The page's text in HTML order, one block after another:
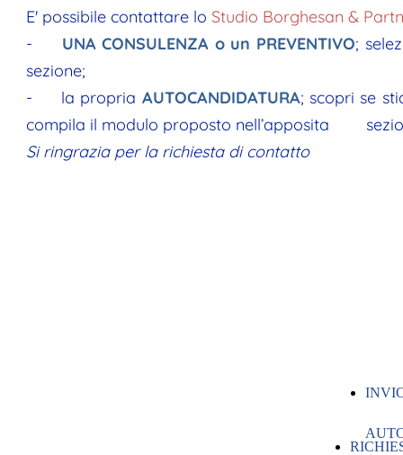
E' possibile contattare lo Studio Borghesan &
- UNA CONSULENZA o un PREVENTIVO;
sezione;
- la propria AUTOCANDIDATURA; scopri se
compila il modulo proposto nell’apposita
Si ringrazia per la richiesta di contatto